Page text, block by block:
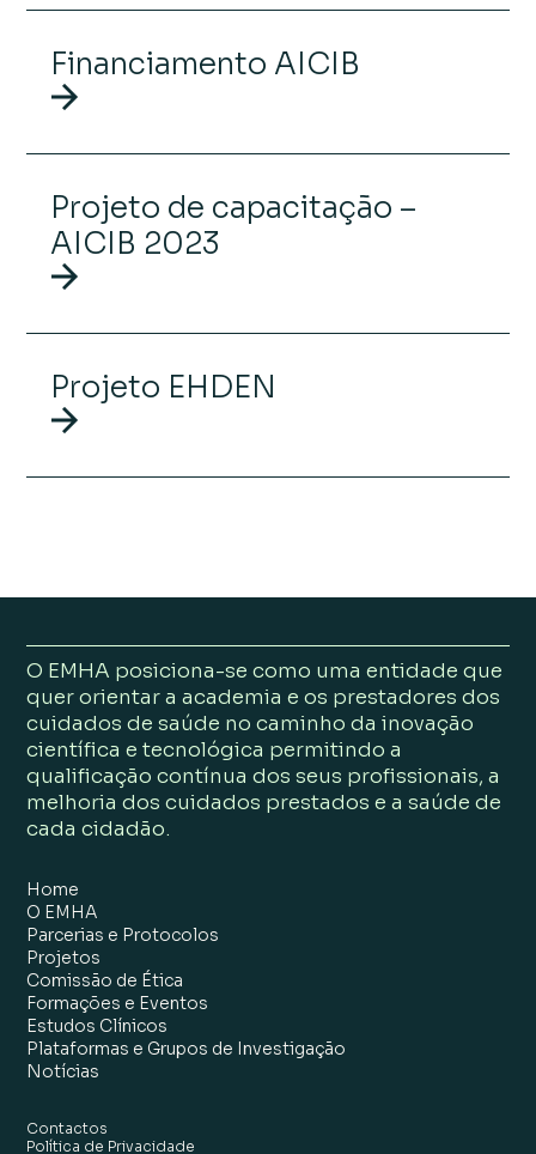
Financiamento AICIB
Projeto de capacitação –
AICIB 2023
Projeto EHDEN
O EMHA posiciona-se como uma entidade que
quer orientar a academia e os prestadores dos
cuidados de saúde no caminho da inovação
científica e tecnológica permitindo a
qualificação contínua dos seus profissionais, a
melhoria dos cuidados prestados e a saúde de
cada cidadão.
Home
O EMHA
Parcerias e Protocolos
Projetos
Comissão de Ética
Formações e Eventos
Estudos Clínicos
Plataformas e Grupos de Investigação
Notícias
Contactos
Política de Privacidade